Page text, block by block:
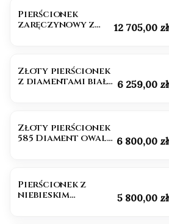
Pierścionek
zaręczynowy z
Cena
12 705,00 zł
Złoty pierścionek
z diamentami białe Cena
6 259,00 zł
Złoty pierścionek
585 Diament owal
Cena
6 800,00 zł
Pierścionek z
niebieskim
Cena
5 800,00 zł